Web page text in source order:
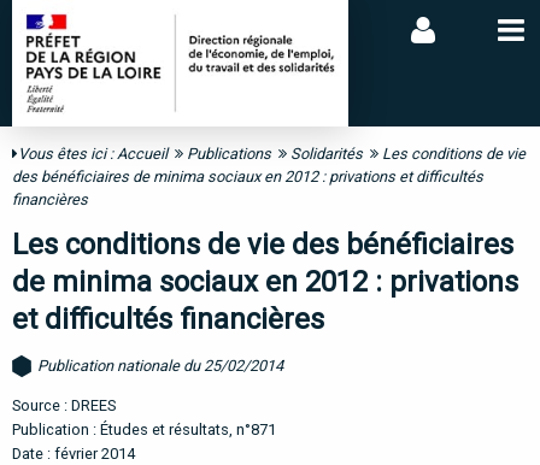
Vous êtes ici :Accueil Publications Solidarités
Les conditions de vie
des bénéficiaires de minima sociaux en 2012 : privations et difficultés
financières
Les conditions de vie des bénéficiaires
de minima sociaux en 2012 : privations
et difficultés financières
Publication nationale du 25/02/2014
Source : DREES
Publication : Études et résultats, n°871
Date : février 2014